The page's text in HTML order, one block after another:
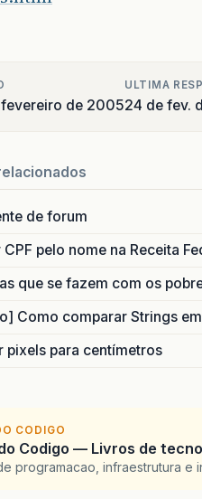
de 2005
ULTIMA
24 de fev.
de forum
pelo nome na Receita
que se fazem com os
Como comparar Strings
pixels para centímetros
CODIGO
Codigo — Livros de
programacao, infraestrutura e